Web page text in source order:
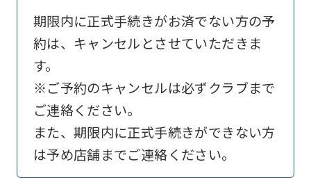
期限内に正式手続きがお済でない方の予
約は、キャンセルとさせていただきま
す。
※ご予約のキャンセルは必ずクラブまで
ご連絡ください。
また、期限内に正式手続きができない方
は予め店舗までご連絡ください。
link
below
(start
automatic
translation)
to
return
to